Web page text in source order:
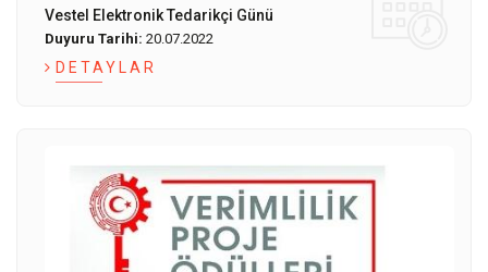
Vestel Elektronik Tedarikçi Günü
Duyuru Tarihi: 20.07.2022
DETAYLAR